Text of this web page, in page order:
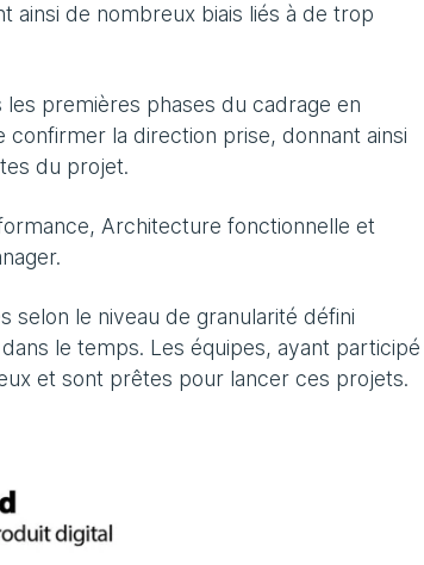
ainsi de nombreux biais liés à de trop
premières phases du cadrage en
la direction prise, donnant ainsi
du projet.
Architecture fonctionnelle et
le niveau de granularité défini
le temps. Les équipes, ayant participé
et sont prêtes pour lancer ces projets.